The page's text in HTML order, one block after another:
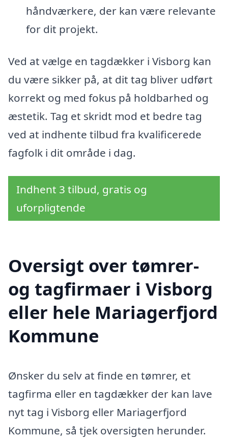
håndværkere, der kan være relevante
for dit projekt.
Ved at vælge en tagdækker i Visborg kan
du være sikker på, at dit tag bliver udført
korrekt og med fokus på holdbarhed og
æstetik. Tag et skridt mod et bedre tag
ved at indhente tilbud fra kvalificerede
fagfolk i dit område i dag.
Indhent 3 tilbud, gratis og
uforpligtende
Oversigt over tømrer-
og tagfirmaer i Visborg
eller hele Mariagerfjord
Kommune
Ønsker du selv at finde en tømrer, et
tagfirma eller en tagdækker der kan lave
nyt tag i Visborg eller Mariagerfjord
Kommune, så tjek oversigten herunder.